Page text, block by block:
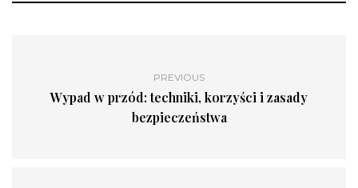
PREVIOUS
Wypad w przód: techniki, korzyści i zasady
bezpieczeństwa